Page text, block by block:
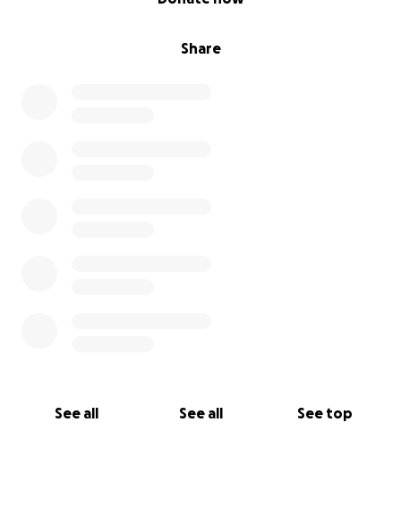
Share
See all See all See top
besoin de son prochain pour l’aider à son tour.